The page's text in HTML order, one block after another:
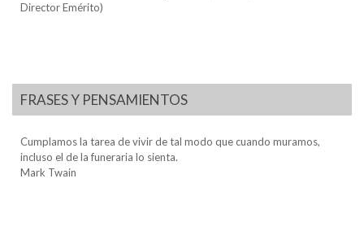
Director Emérito)
FRASES Y PENSAMIENTOS
Cumplamos la tarea de vivir de tal modo que cuando muramos,
incluso el de la funeraria lo sienta.
Mark Twain